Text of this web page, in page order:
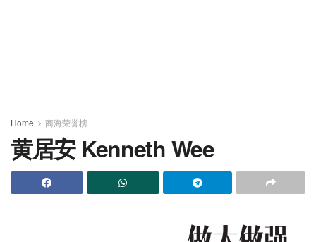
Home 商海荣誉榜
黄居安 Kenneth Wee